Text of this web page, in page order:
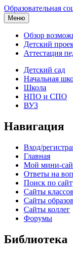
Образовательная
Меню
Обзор
Детский
Аттестация
Детский сад
Начальная
Школа
НПО и СПО
ВУЗ
Навигация
Вход/
Главная
Мой мини-
Ответы на
Поиск по
Сайты
Сайты
Сайты коллег
Форумы
Библиотека